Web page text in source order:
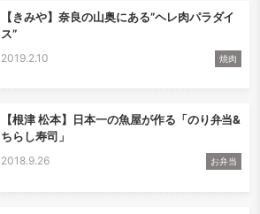
【きみや】奈良の山奥にある”ヘレ肉パラダイ
ス”
2019.2.10 焼肉
【根津 松本】日本一の魚屋が作る「のり弁当&
ちらし寿司」
2018.9.26 お弁当